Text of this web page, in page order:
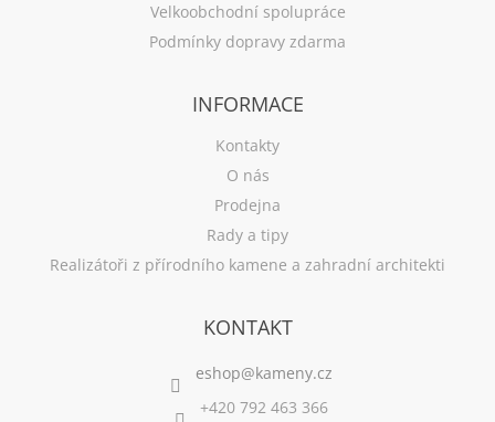
Velkoobchodní spolupráce
Podmínky dopravy zdarma
INFORMACE
Kontakty
O nás
Prodejna
Rady a tipy
Realizátoři z přírodního kamene a zahradní architekti
KONTAKT
+420 792 463 366